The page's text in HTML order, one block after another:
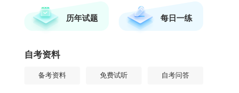
历年试题 每日一练
自考资料
备考资料 免费试听 自考问答